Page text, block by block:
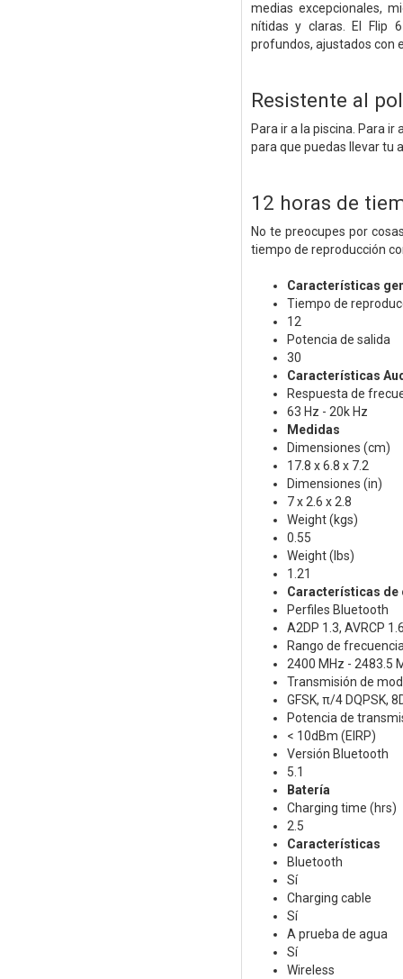
medias excepcionales,
nítidas y claras. El Flip
profundos, ajustados con
Resistente al
Para ir a la piscina. Para
para que puedas llevar tu
12 horas de
No te preocupes por
tiempo de reproducción
Características
Tiempo de
12
Potencia de salida
30
Características
Respuesta de
63 Hz - 20k Hz
Medidas
Dimensiones (cm)
17.8 x 6.8 x 7.2
Dimensiones (in)
7 x 2.6 x 2.8
Weight (kgs)
0.55
Weight (lbs)
1.21
Características de
Perfiles Bluetooth
A2DP 1.3, AVRCP
Rango de
2400 MHz - 2483.5
Transmisión de
GFSK, π/4 DQPSK,
Potencia de
< 10dBm (EIRP)
Versión Bluetooth
5.1
Batería
Charging time (hrs)
2.5
Características
Bluetooth
Sí
Charging cable
Sí
A prueba de agua
Sí
Wireless